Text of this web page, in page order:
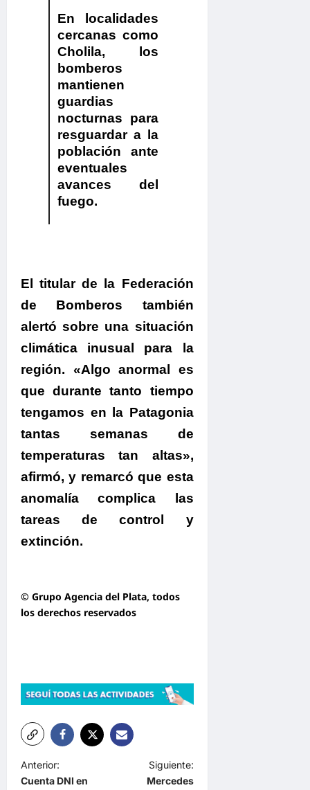
En localidades
cercanas como
Cholila, los
bomberos
mantienen
guardias
nocturnas para
resguardar a la
población ante
eventuales
avances del
fuego.
El titular de la Federación
de Bomberos también
alertó sobre una situación
climática inusual para la
región. «Algo anormal es
que durante tanto tiempo
tengamos en la Patagonia
tantas semanas de
temperaturas tan altas»,
afirmó, y remarcó que esta
anomalía complica las
tareas de control y
extinción.
© Grupo Agencia del Plata, todos
los derechos reservados
N
Anterior:
Cuenta DNI en
Siguiente:
Mercedes